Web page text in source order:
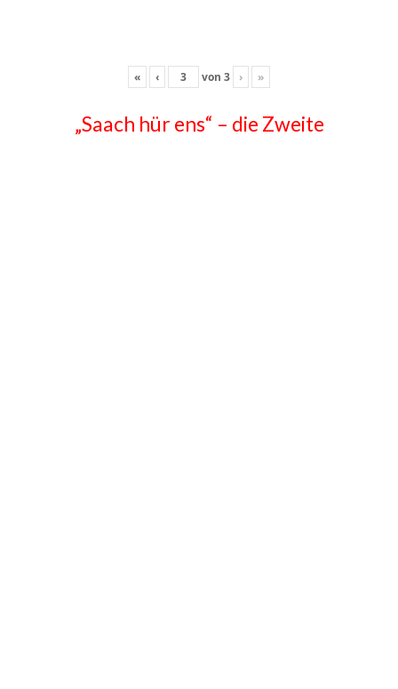
« ‹ von 3 › »
„Saach hür ens“ – die Zweite